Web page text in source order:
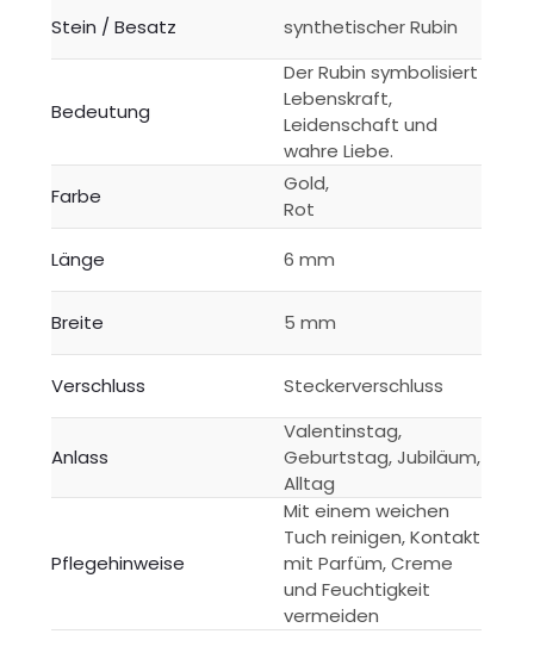
Stein / Besatz synthetischer Rubin
Bedeutung
Der Rubin symbolisiert
Lebenskraft,
Leidenschaft und
wahre Liebe.
Farbe
Gold,
Rot
Länge
6 mm
Breite 5 mm
Verschluss Steckerverschluss
Anlass
Valentinstag,
Geburtstag, Jubiläum,
Alltag
Pflegehinweise
Mit einem weichen
Tuch reinigen, Kontakt
mit Parfüm, Creme
und Feuchtigkeit
vermeiden